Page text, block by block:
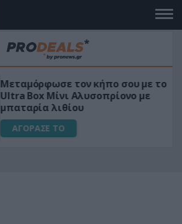
Μεταμόρφωσε τον κήπο σου με το
Ultra Box Μίνι Αλυσοπρίονο με
μπαταρία λιθίου
ΑΓΟΡΑΣΕ ΤΟ